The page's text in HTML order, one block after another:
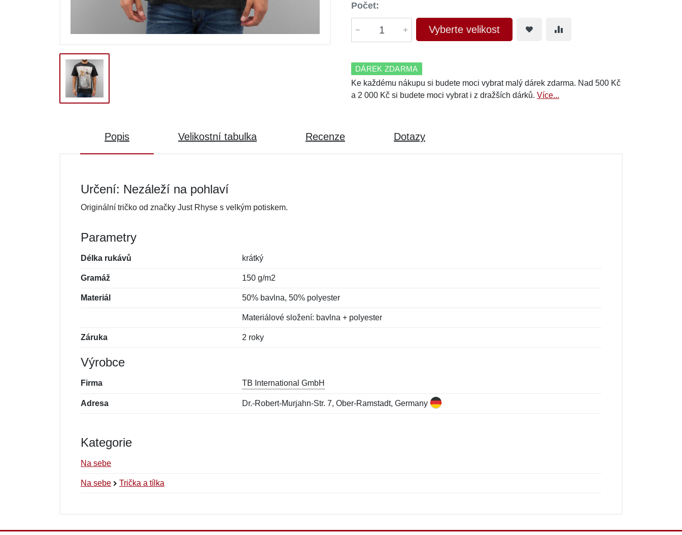
Počet:
Vyberte velikost
DÁREK ZDARMA
Ke každému nákupu si budete moci vybrat malý dárek zdarma. Nad 500 Kč
a 2 000 Kč si budete moci vybrat i z dražších dárků. Více...
Popis Velikostní tabulka Recenze Dotazy
Určení: Nezáleží na pohlaví
Originální tričko od značky Just Rhyse s velkým potiskem.
Parametry
Délka rukávů krátký
Gramáž 150 g/m2
Materiál 50% bavlna, 50% polyester
Materiálové složení: bavlna + polyester
Záruka 2 roky
Výrobce
Firma TB International GmbH
Adresa Dr.-Robert-Murjahn-Str. 7, Ober-Ramstadt, Germany
Kategorie
Na sebe
Na sebe Trička a tílka